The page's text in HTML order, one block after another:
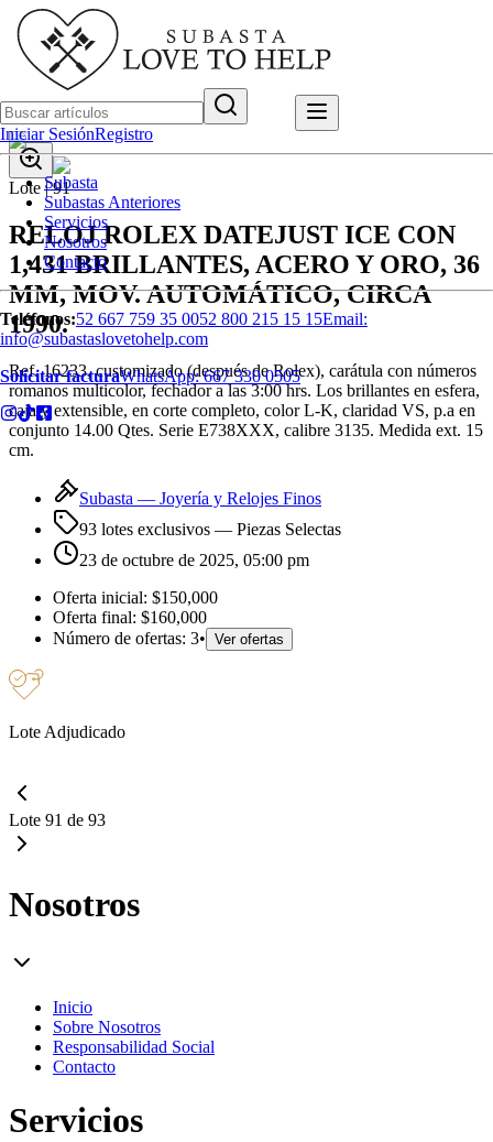
Iniciar SesiónRegistro
Subasta
Subastas Anteriores
Servicios
Nosotros
Contacto
Teléfonos:52 667 759 35 0052 800 215 15 15Email:
info@subastaslovetohelp.com
Solicitar facturaWhatsApp:667 330 0505
Lote |91
RELOJ ROLEX DATEJUST ICE CON
1,431 BRILLANTES, ACERO Y ORO, 36
MM, MOV. AUTOMÁTICO, CIRCA
1990.
Ref. 16233, customizado (después de Rolex), carátula con números
romanos multicolor, fechador a las 3:00 hrs. Los brillantes en esfera,
caja y extensible, en corte completo, color L-K, claridad VS, p.a en
conjunto 14.00 Qtes. Serie E738XXX, calibre 3135. Medida ext. 15
cm.
Subasta — Joyería y Relojes Finos
93 lotes exclusivos — Piezas Selectas
23 de octubre de 2025, 05:00 pm
Oferta inicial: $150,000
Oferta final: $160,000
Número de ofertas: 3• Ver ofertas
Lote Adjudicado
Lote 91 de 93
Nosotros
Inicio
Sobre Nosotros
Responsabilidad Social
Contacto
Servicios